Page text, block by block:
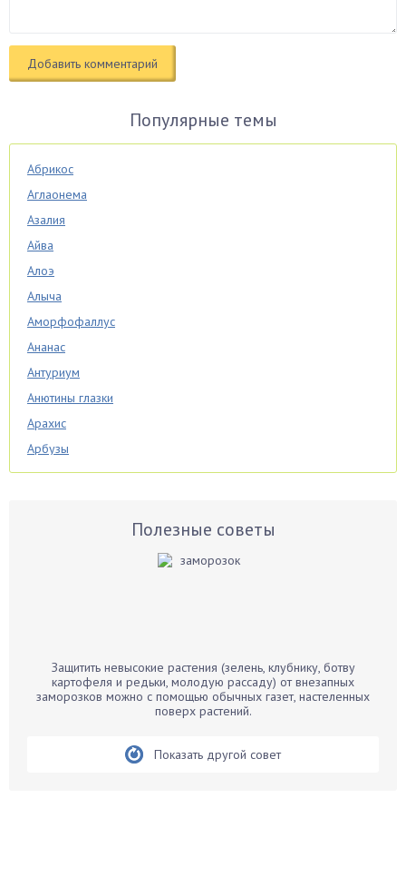
Популярные темы
Абрикос
Аглаонема
Азалия
Айва
Алоэ
Алыча
Аморфофаллус
Ананас
Антуриум
Анютины глазки
Арахис
Арбузы
Аспарагус
Бархатцы
Бегония
Полезные советы
Защитить невысокие растения (зелень, клубнику, ботву
картофеля и редьки, молодую рассаду) от внезапных
заморозков можно с помощью обычных газет, настеленных
поверх растений.
Показать другой совет